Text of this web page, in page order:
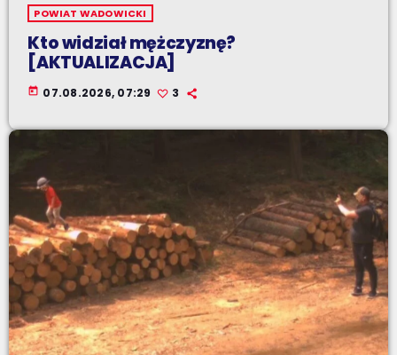
POWIAT WADOWICKI
Kto widział mężczyznę?
[AKTUALIZACJA]
today 07.08.2026, 07:29 3